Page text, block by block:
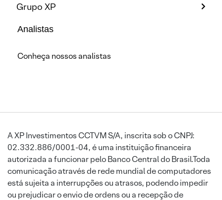
Grupo XP
Analistas
Conheça nossos analistas
A XP Investimentos CCTVM S/A, inscrita sob o CNPJ:
02.332.886/0001-04, é uma instituição financeira
autorizada a funcionar pelo Banco Central do Brasil.Toda
comunicação através de rede mundial de computadores
está sujeita a interrupções ou atrasos, podendo impedir
ou prejudicar o envio de ordens ou a recepção de